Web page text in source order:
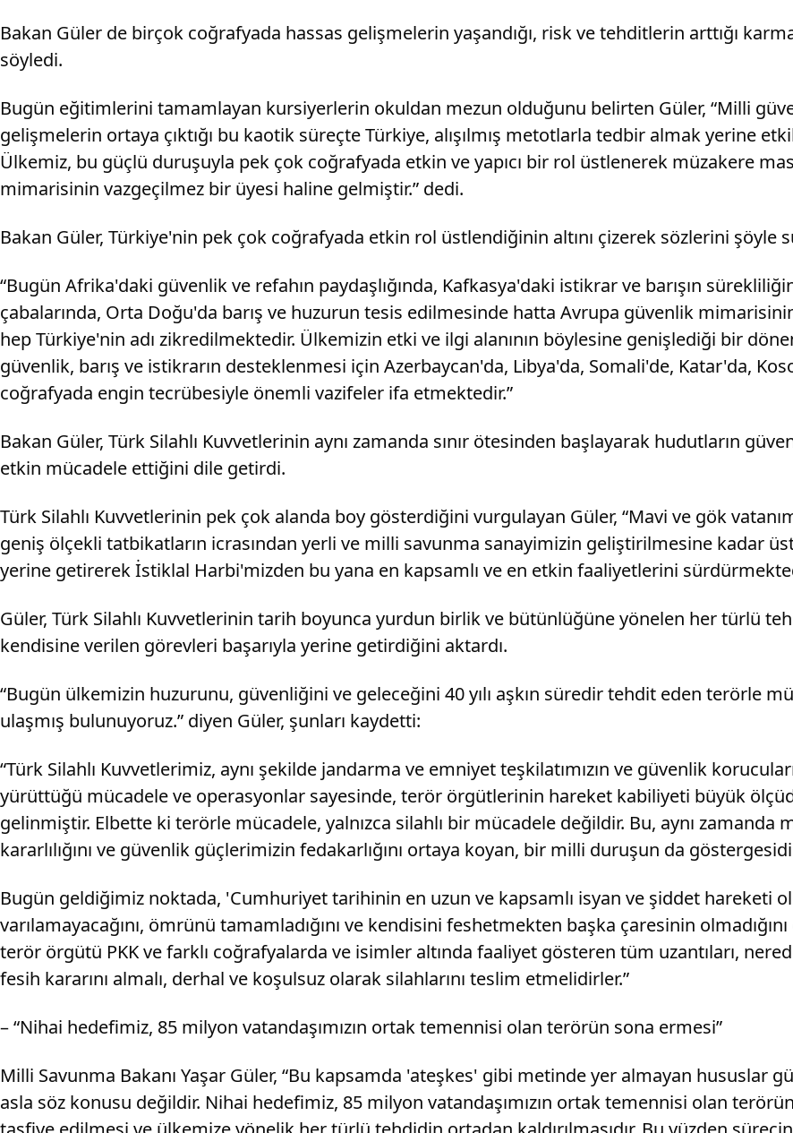
Bakan Güler de birçok coğrafyada hassas gelişmelerin yaşandığı, risk ve tehditlerin arttığı
söyledi.
Bugün eğitimlerini tamamlayan kursiyerlerin okuldan mezun olduğunu belirten Güler, “Milli
gelişmelerin ortaya çıktığı bu kaotik süreçte Türkiye, alışılmış metotlarla tedbir almak yerine
Ülkemiz, bu güçlü duruşuyla pek çok coğrafyada etkin ve yapıcı bir rol üstlenerek müzakere
mimarisinin vazgeçilmez bir üyesi haline gelmiştir.” dedi.
Bakan Güler, Türkiye'nin pek çok coğrafyada etkin rol üstlendiğinin altını çizerek sözlerini şöyle
“Bugün Afrika'daki güvenlik ve refahın paydaşlığında, Kafkasya'daki istikrar ve barışın
çabalarında, Orta Doğu'da barış ve huzurun tesis edilmesinde hatta Avrupa güvenlik
hep Türkiye'nin adı zikredilmektedir. Ülkemizin etki ve ilgi alanının böylesine genişlediği bir
güvenlik, barış ve istikrarın desteklenmesi için Azerbaycan'da, Libya'da, Somali'de, Katar'da,
coğrafyada engin tecrübesiyle önemli vazifeler ifa etmektedir.”
Bakan Güler, Türk Silahlı Kuvvetlerinin aynı zamanda sınır ötesinden başlayarak hudutların
etkin mücadele ettiğini dile getirdi.
Türk Silahlı Kuvvetlerinin pek çok alanda boy gösterdiğini vurgulayan Güler, “Mavi ve gök
geniş ölçekli tatbikatların icrasından yerli ve milli savunma sanayimizin geliştirilmesine kadar
yerine getirerek İstiklal Harbi'mizden bu yana en kapsamlı ve en etkin faaliyetlerini
Güler, Türk Silahlı Kuvvetlerinin tarih boyunca yurdun birlik ve bütünlüğüne yönelen her türlü
kendisine verilen görevleri başarıyla yerine getirdiğini aktardı.
“Bugün ülkemizin huzurunu, güvenliğini ve geleceğini 40 yılı aşkın süredir tehdit eden terörle
ulaşmış bulunuyoruz.” diyen Güler, şunları kaydetti:
“Türk Silahlı Kuvvetlerimiz, aynı şekilde jandarma ve emniyet teşkilatımızın ve güvenlik
yürüttüğü mücadele ve operasyonlar sayesinde, terör örgütlerinin hareket kabiliyeti büyük
gelinmiştir. Elbette ki terörle mücadele, yalnızca silahlı bir mücadele değildir. Bu, aynı
kararlılığını ve güvenlik güçlerimizin fedakarlığını ortaya koyan, bir milli duruşun da
Bugün geldiğimiz noktada, 'Cumhuriyet tarihinin en uzun ve kapsamlı isyan ve şiddet hareketi
varılamayacağını, ömrünü tamamladığını ve kendisini feshetmekten başka çaresinin
terör örgütü PKK ve farklı coğrafyalarda ve isimler altında faaliyet gösteren tüm uzantıları,
fesih kararını almalı, derhal ve koşulsuz olarak silahlarını teslim etmelidirler.”
– “Nihai hedefimiz, 85 milyon vatandaşımızın ortak temennisi olan terörün sona ermesi”
Milli Savunma Bakanı Yaşar Güler, “Bu kapsamda 'ateşkes' gibi metinde yer almayan hususlar
asla söz konusu değildir. Nihai hedefimiz, 85 milyon vatandaşımızın ortak temennisi olan